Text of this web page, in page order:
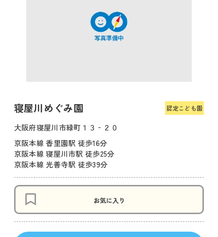
寝屋川めぐみ園 認定こども園
大阪府寝屋川市緑町１３‐２０
京阪本線 香里園駅 徒歩16分
京阪本線 寝屋川市駅 徒歩25分
京阪本線 光善寺駅 徒歩39分
お気に入り